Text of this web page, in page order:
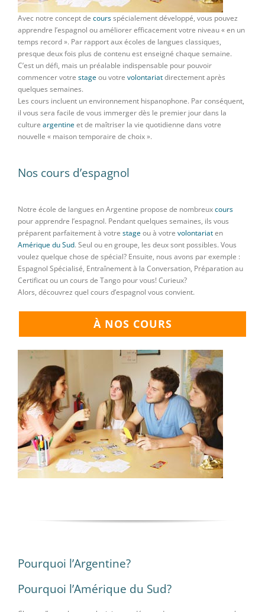
Avec notre concept de coursspécialement développé, vous pouvez
apprendre l’espagnol ou améliorer efficacement votre niveau « en un
temps record ». Par rapport aux écoles de langues classiques,
presque deux fois plus de contenu est enseigné chaque semaine.
C’est un défi, mais un préalable indispensable pour pouvoir
commencer votre stageou votre volontariatdirectement après
quelques semaines.
Les cours incluent un environnement hispanophone. Par conséquent,
il vous sera facile de vous immerger dès le premier jour dans la
culture argentineet de maîtriser la vie quotidienne dans votre
nouvelle « maison temporaire de choix ».
Nos cours d’espagnol
Notre école de langues en Argentine propose de nombreuxcours
pour apprendre l’espagnol. Pendant quelques semaines, ils vous
préparent parfaitement à votre stageou à votre volontariaten
Amérique du Sud. Seul ou en groupe, les deux sont possibles. Vous
voulez quelque chose de spécial? Ensuite, nous avons par exemple :
Espagnol Spécialisé, Entraînement à la Conversation, Préparation au
Certificat ou un cours de Tango pour vous! Curieux?
Alors, découvrez quel cours d’espagnol vous convient.
À NOS COURS
Pourquoi l’Argentine?
Pourquoi l’Amérique du Sud?